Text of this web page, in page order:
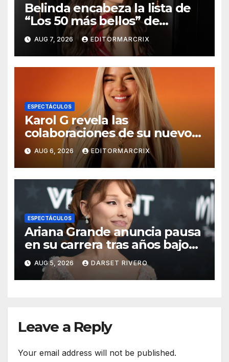
Belinda encabeza la lista de
“Los 50 más bellos” de
People en Español 2026
AUG 7, 2026 EDITORMARCRIX
ESPECTÁCULOS
Karol G revela las
colaboraciones de su nuevo
álbum ‘NO ME ARREPIENTO
DE SENTIR TANTO’
AUG 6, 2026 EDITORMARCRIX
ESPECTÁCULOS
Ariana Grande anuncia pausa
en su carrera tras años bajo
escrutinio público
AUG 5, 2026 DARSET RIVERO
Leave a Reply
Your email address will not be published.